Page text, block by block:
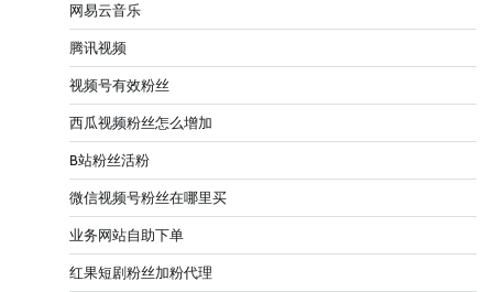
网易云音乐
腾讯视频
视频号有效粉丝
西瓜视频粉丝怎么增加
B站粉丝活粉
微信视频号粉丝在哪里买
业务网站自助下单
红果短剧粉丝加粉代理